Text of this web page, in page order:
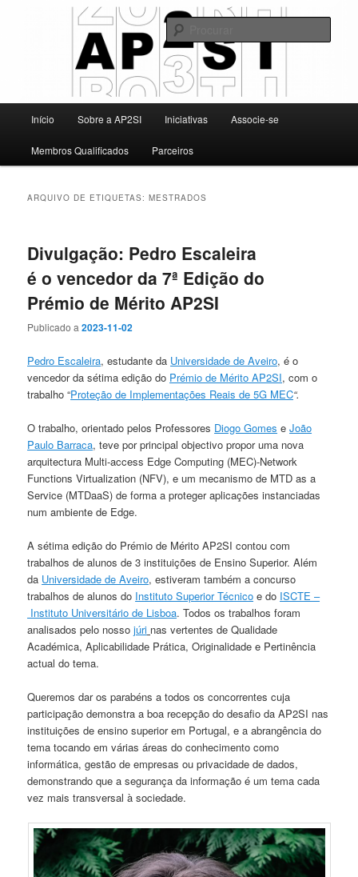
AP2SI
Associação Portuguesa para a Promoção da Segurança da Informação
principal
Início Sobre a AP2SI Iniciativas Associe-se
Membros Qualificados Parceiros
ARQUIVO DE ETIQUETAS:MESTRADOS
Divulgação: Pedro Escaleira
é o vencedor da 7ª Edição do
Prémio de Mérito AP2SI
Publicado a2023-11-02
Pedro Escaleira, estudante da Universidade de Aveiro, é o
vencedor da sétima edição do Prémio de Mérito AP2SI, com o
trabalho “Proteção de Implementações Reais de 5G MEC“.
O trabalho, orientado pelos Professores Diogo Gomes eJoão
Paulo Barraca, teve por principal objectivo propor uma nova
arquitectura Multi-access Edge Computing (MEC)-Network
Functions Virtualization (NFV), e um mecanismo de MTD as a
Service (MTDaaS) de forma a proteger aplicações instanciadas
num ambiente de Edge.
A sétima edição do Prémio de Mérito AP2SI contou com
trabalhos de alunos de 3 instituições de Ensino Superior. Além
da Universidade de Aveiro, estiveram também a concurso
trabalhos de alunos do Instituto Superior Técnico e do ISCTE –
Instituto Universitário de Lisboa. Todos os trabalhos foram
analisados pelo nossojúri nas vertentes de Qualidade
Académica, Aplicabilidade Prática, Originalidade e Pertinência
actual do tema.
Queremos dar os parabéns a todos os concorrentes cuja
participação demonstra a boa recepção do desafio da AP2SI nas
instituições de ensino superior em Portugal, e a abrangência do
tema tocando em várias áreas do conhecimento como
informática, gestão de empresas ou privacidade de dados,
demonstrando que a segurança da informação é um tema cada
vez mais transversal à sociedade.